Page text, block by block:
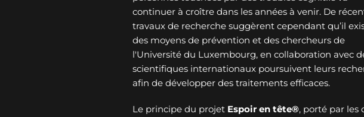
continuer à croître dans les années à venir. De
travaux de recherche suggèrent cependant qu’il
des moyens de prévention et des chercheurs de
l'Université du Luxembourg, en collaboration avec
scientifiques internationaux poursuivent leurs
afin de développer des traitements efficaces.
Le principe du projet Espoir en tête®, porté par les